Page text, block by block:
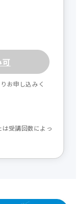
お申し込みく
受講回数によっ